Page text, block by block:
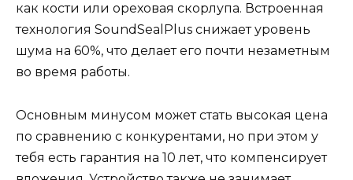
как кости или ореховая скорлупа. Встроенная
технология SoundSealPlus снижает уровень
шума на 60%, что делает его почти незаметным
во время работы.
Основным минусом может стать высокая цена
по сравнению с конкурентами, но при этом у
тебя есть гарантия на 10 лет, что компенсирует